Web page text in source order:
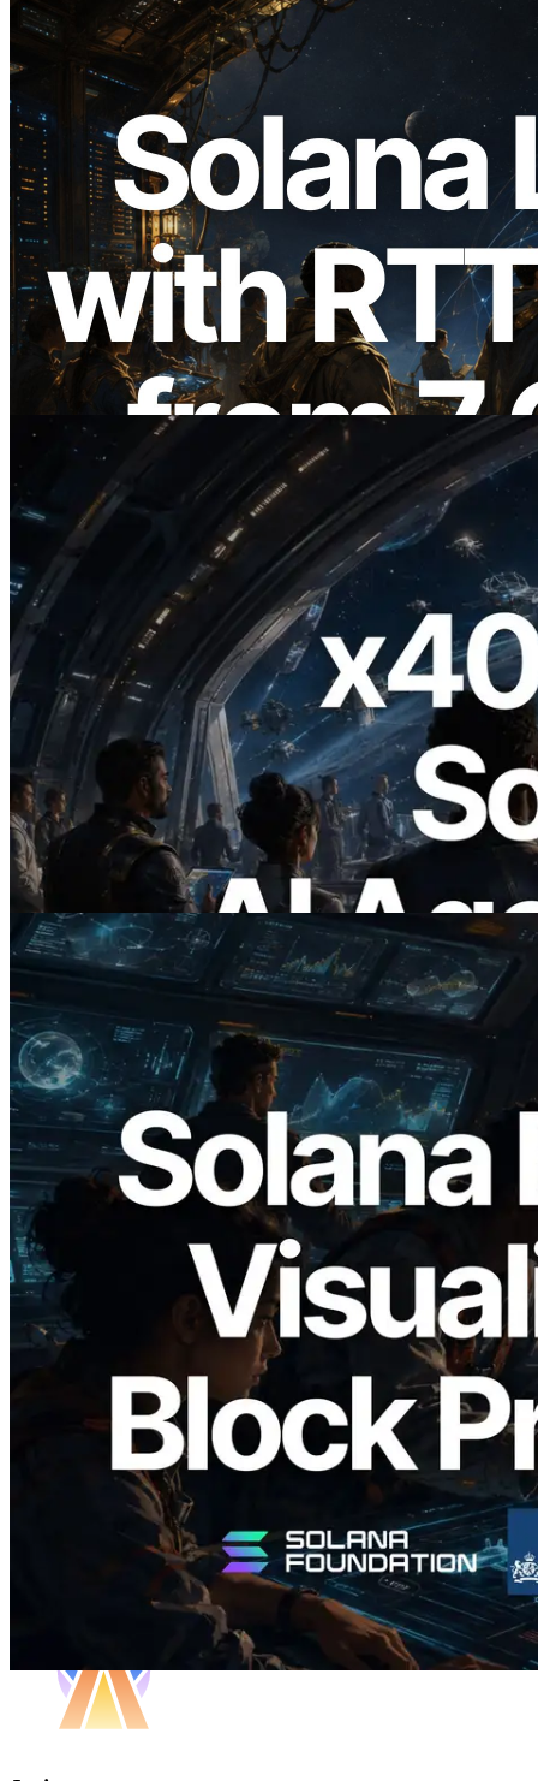
2026.08.05
ERPC Memperluas Solana Leader Slot
API dengan Pengukuran Ping dari 7
Region Global — Validators Information
API Juga Diluncurkan
2026.07.04
ERPC Meluncurkan Solana RPC
Berbasis x402 — Era AI Agent
Membayar API yang Dibutuhkan Secara
On Demand
Baca artikel ini
2026.05.24
Validators Solutions Meluncurkan Solana
Block Analyzer — Memvisualisasikan
Waktu Produksi Blok per Slot dan
Validator yang Ditugaskan